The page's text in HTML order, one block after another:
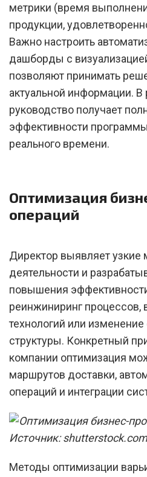
метрики (время
продукции,
Важно настроить
дашборды с
позволяют принимать
актуальной информации. В
руководство получает
эффективности
реального времени.
Оптимизация
операций
Директор выявляет узкие
деятельности и
повышения
реинжиниринг процессов,
технологий или изменение
структуры. Конкретный
компании оптимизация
маршрутов доставки,
операций и интеграции
Источник: shutterstock.com
Методы оптимизации